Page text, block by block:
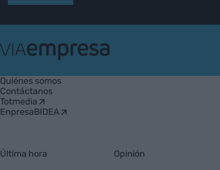
Empresa
Quiénes somos
Contáctanos
Totmedia
EnpresaBIDEA
Última hora Opinión